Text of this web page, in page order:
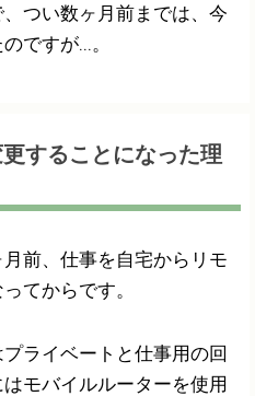
つい数ヶ月前までは、今
ですが...。
することになった理
前、仕事を自宅からリモ
てからです。
ライベートと仕事用の回
モバイルルーターを使用